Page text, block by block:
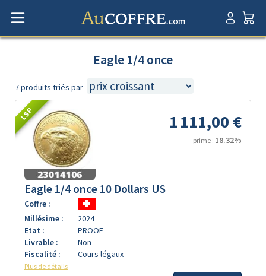
Eagle 1/4 once
7 produits triés par
LSP 1 111,00 €
prime : 18.32%
Eagle 1/4 once 10 Dollars US
Coffre :
Millésime :
2024
Etat :
PROOF
Livrable :
Non
Fiscalité :
Cours légaux
Plus de détails